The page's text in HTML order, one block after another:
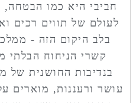
חביבי היא כמו
לעולם של תווים רכים
בלב היקום הזה -
קשרי הניחוח הבלתי
בנדיבות החושנית של
עושר ורעננות, מוארים